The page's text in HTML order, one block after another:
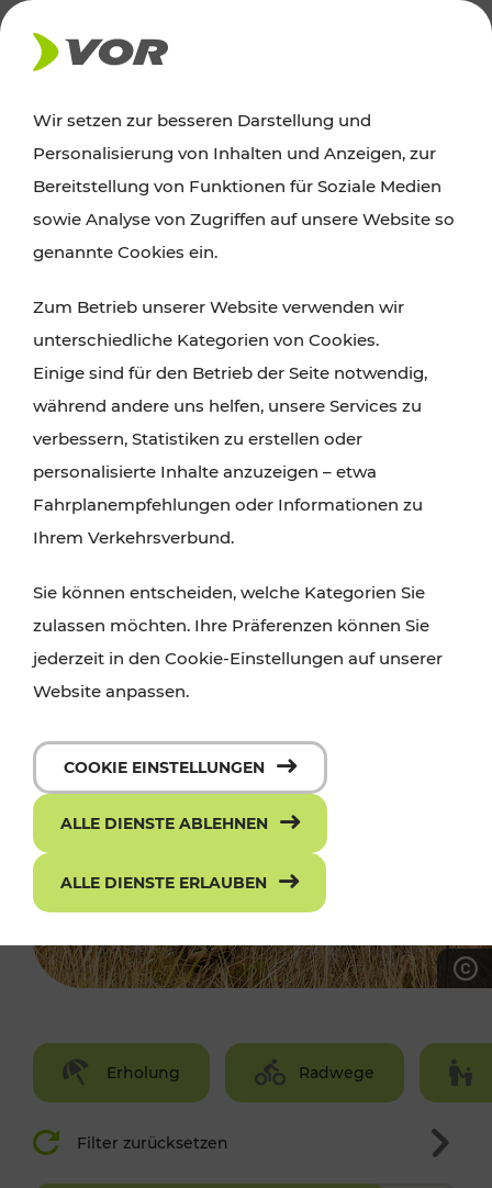
AKTUELLES
Ausflugstipps
Wien, Niederösterreich und das Burgenland
Wanderungen, Kultur und Gastronomie,
Radtouren oder purer Naturgenuss – viele
Attraktionen sind mit den Ticket- und Fahrplan-
Angeboten des VOR gut und schnell erreichbar.
Erholung Radwege
Filter zurücksetzen
Wir setzen zur besseren Darstellung und
Personalisierung von Inhalten und Anzeigen, zur
Bereitstellung von Funktionen für Soziale Medien
sowie Analyse von Zugriffen auf unsere Website so
genannte Cookies ein.
Zum Betrieb unserer Website verwenden wir
unterschiedliche Kategorien von Cookies.
Einige sind für den Betrieb der Seite notwendig,
während andere uns helfen, unsere Services zu
verbessern, Statistiken zu erstellen oder
personalisierte Inhalte anzuzeigen – etwa
Fahrplanempfehlungen oder Informationen zu
Ihrem Verkehrsverbund.
Sie können entscheiden, welche Kategorien Sie
zulassen möchten. Ihre Präferenzen können Sie
jederzeit in den Cookie-Einstellungen auf unserer
Website anpassen.
COOKIE EINSTELLUNGEN
ALLE DIENSTE ABLEHNEN
ALLE DIENSTE ERLAUBEN